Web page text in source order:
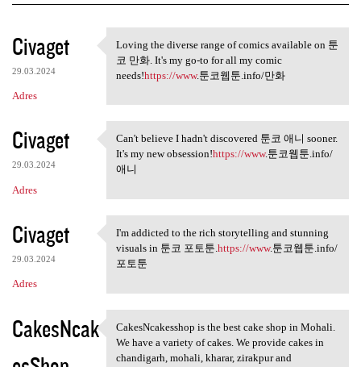
K
o
m
e
n
t
a
r
e
Civaget
29.03.2024
Adres
Loving the diverse range of
Loving the diverse range of comics available on 툰
코 만화. It's my go-to for all my comic
needs!https://www.툰코웹툰.info/만화
Civaget
29.03.2024
Adres
Can't believe I hadn't
Can't believe I hadn't discovered 툰코 애니 sooner.
It's my new obsession!https://www.툰코웹툰.info/
애니
Civaget
29.03.2024
Adres
I'm addicted to the rich
I'm addicted to the rich storytelling and stunning
visuals in 툰코 포토툰.https://www.툰코웹툰.info/
포토툰
CakesNcak CakesNcakesshop is the best
CakesNcakesshop is the best cake shop in Mohali.
We have a variety of cakes. We provide cakes in
chandigarh, mohali, kharar, zirakpur and